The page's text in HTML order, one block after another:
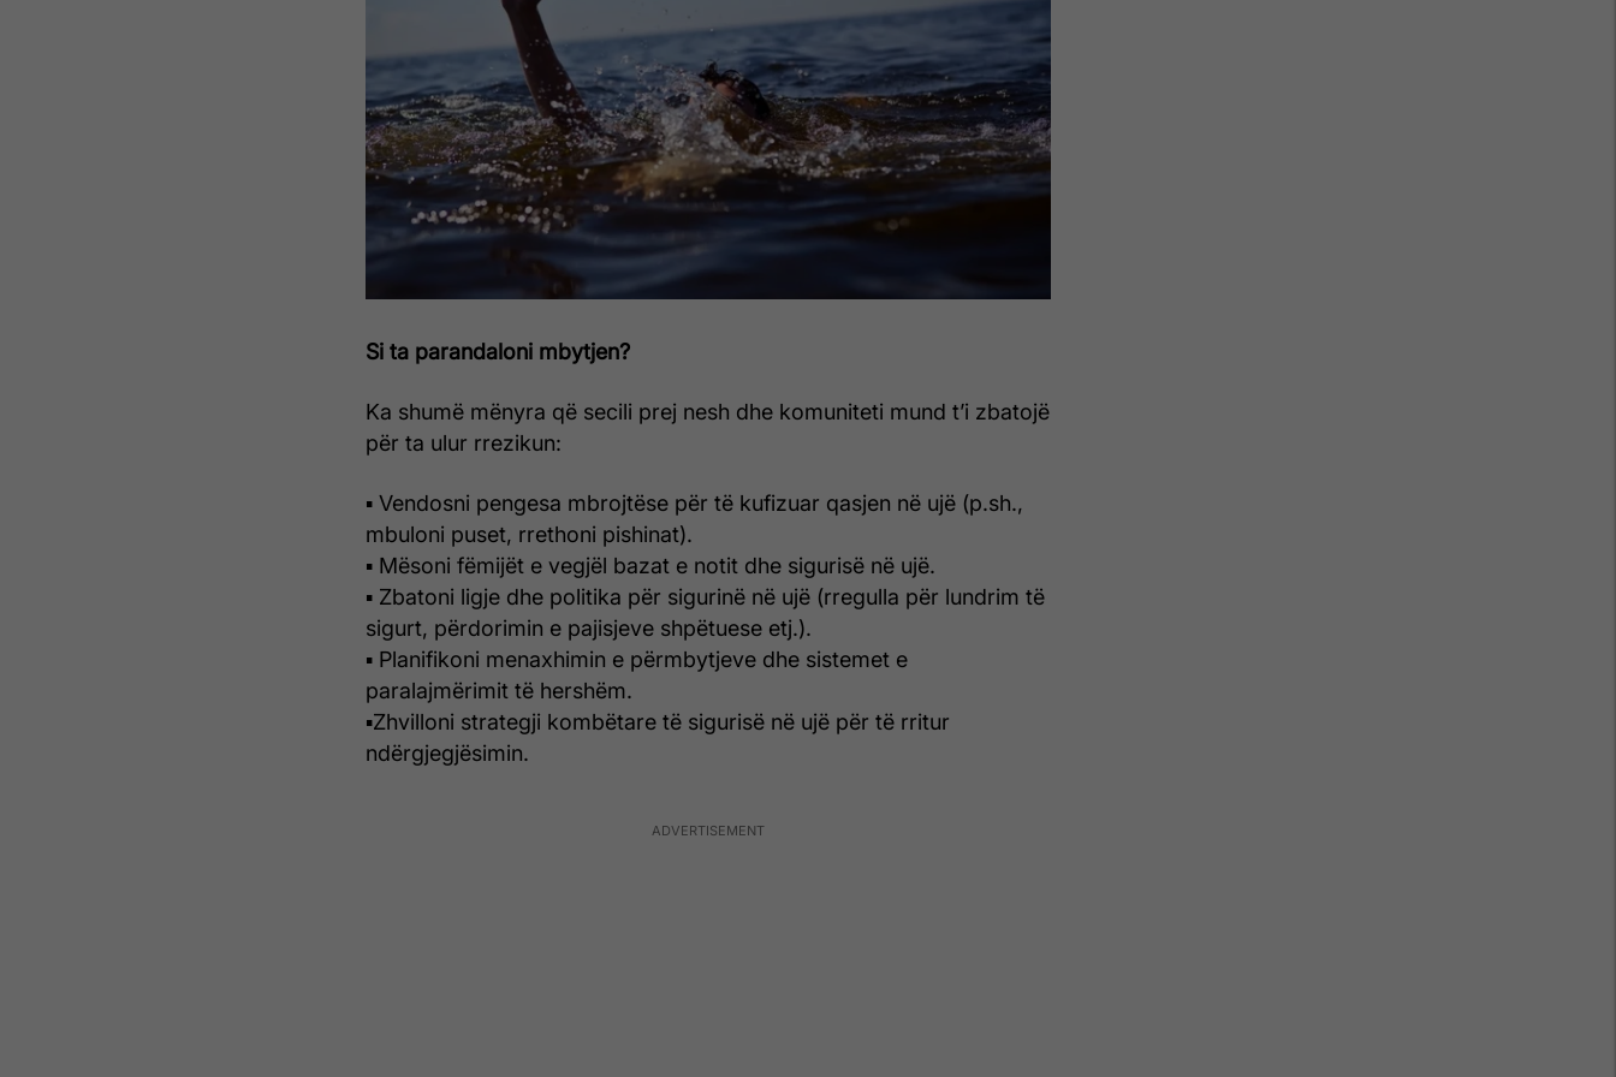
Si ta parandaloni mbytjen?
Ka shumë mënyra që secili prej nesh dhe komuniteti mund t’i zbatojë
për ta ulur rrezikun:
▪ Vendosni pengesa mbrojtëse për të kufizuar qasjen në ujë (p.sh.,
mbuloni puset, rrethoni pishinat).
▪ Mësoni fëmijët e vegjël bazat e notit dhe sigurisë në ujë.
▪ Zbatoni ligje dhe politika për sigurinë në ujë (rregulla për lundrim të
sigurt, përdorimin e pajisjeve shpëtuese etj.).
▪ Planifikoni menaxhimin e përmbytjeve dhe sistemet e
paralajmërimit të hershëm.
▪Zhvilloni strategji kombëtare të sigurisë në ujë për të rritur
ndërgjegjësimin.